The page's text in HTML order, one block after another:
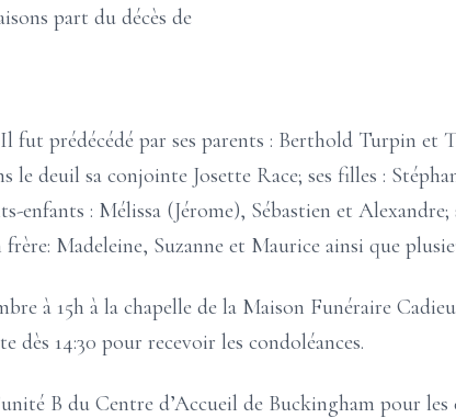
part du décès de
Il fut prédécédé par ses parents : Berthold Turpin et
le deuil sa conjointe Josette Race; ses filles :
enfants : Mélissa (Jérome), Sébastien et
Madeleine, Suzanne et Maurice ainsi que
à 15h à la chapelle de la Maison Funéraire
dès 14:30 pour recevoir les condoléances.
B du Centre d’Accueil de Buckingham pour les